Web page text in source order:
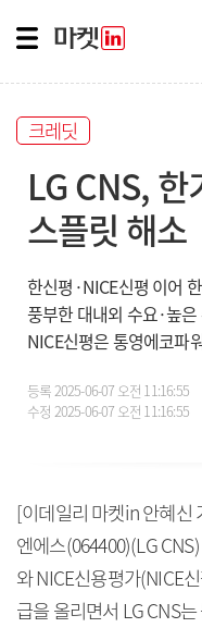
크레딧
LG CNS,
스플릿 해소
한신평·NICE신평 이어
풍부한 대내외 수요·높
NICE신평은 통영에코파
등록2025-06-07 오전 11:16:55
수정 2025-06-07 오전 11:16:55
[이데일리 마켓in 안혜신
엔에스(064400)(LG
와 NICE신용평가(NICE
급을 올리면서 LG CNS